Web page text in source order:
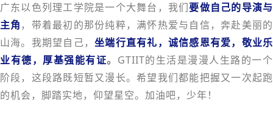
广东以色列理工学院是一个大舞台，我们要做自己的导演与
主角 ，带着最初的那份纯粹，满怀热爱与自信，奔赴美丽的
山海。我期望自己，坐端行直有礼，诚信感恩有爱，敬业乐
业有德，厚基强能有证。 GTIIT的生活是漫漫人生路的一个
阶段，这段路既短暂又漫长。希望我们都能把握又一次起跑
的机会，脚踏实地，仰望星空。加油吧，少年！